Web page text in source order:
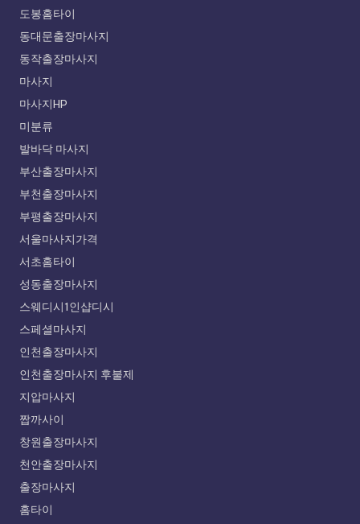
도봉홈타이
동대문출장마사지
동작출장마사지
마사지
마사지HP
미분류
발바닥 마사지
부산출장마사지
부천출장마사지
부평출장마사지
서울마사지가격
서초홈타이
성동출장마사지
스웨디시1인샵디시
스페셜마사지
인천출장마사지
인천출장마사지 후불제
지압마사지
짭까사이
창원출장마사지
천안출장마사지
출장마사지
홈타이